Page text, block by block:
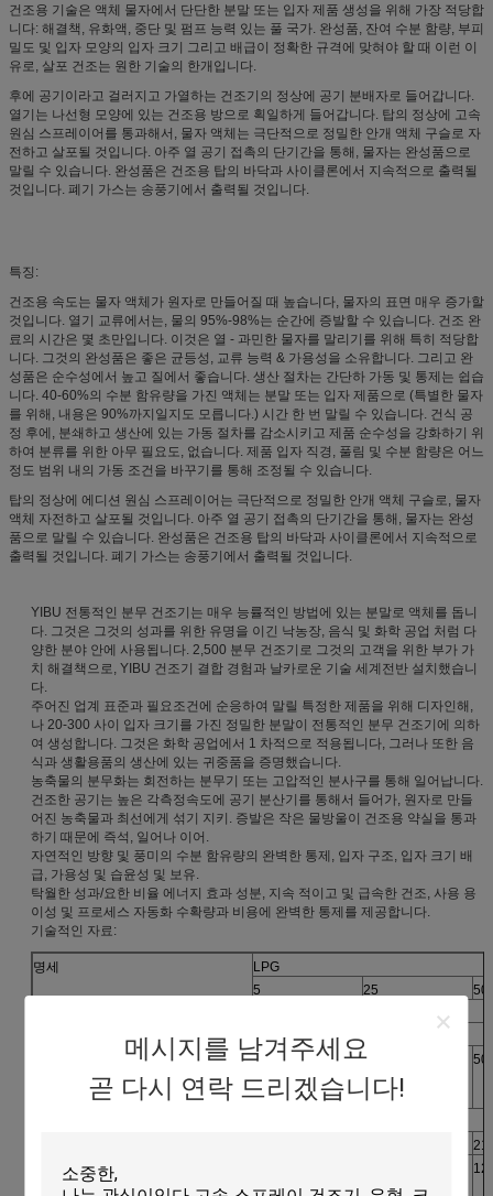
메시지를 남겨주세요
곧 다시 연락 드리겠습니다!
건조용 기술은 액체 물자에서 단단한 분말 또는 입자 제품 생성을 위해 가장 적당합
니다: 해결책, 유화액, 중단 및 펌프 능력 있는 풀 국가. 완성품, 잔여 수분 함량, 부피
밀도 및 입자 모양의 입자 크기 그리고 배급이 정확한 규격에 맞혀야 할 때 이런 이
유로, 살포 건조는 원한 기술의 한개입니다.
후에 공기이라고 걸러지고 가열하는 건조기의 정상에 공기 분배자로 들어갑니다.
열기는 나선형 모양에 있는 건조용 방으로 획일하게 들어갑니다. 탑의 정상에 고속
원심 스프레이어를 통과해서, 물자 액체는 극단적으로 정밀한 안개 액체 구슬로 자
전하고 살포될 것입니다. 아주 열 공기 접촉의 단기간을 통해, 물자는 완성품으로
말릴 수 있습니다. 완성품은 건조용 탑의 바닥과 사이클론에서 지속적으로 출력될
것입니다. 폐기 가스는 송풍기에서 출력될 것입니다.
특징:
건조용 속도는 물자 액체가 원자로 만들어질 때 높습니다, 물자의 표면 매우 증가할
것입니다. 열기 교류에서는, 물의 95%-98%는 순간에 증발할 수 있습니다. 건조 완
료의 시간은 몇 초만입니다. 이것은 열 - 과민한 물자를 말리기를 위해 특히 적당합
니다. 그것의 완성품은 좋은 균등성, 교류 능력 & 가용성을 소유합니다. 그리고 완
성품은 순수성에서 높고 질에서 좋습니다. 생산 절차는 간단하 가동 및 통제는 쉽습
니다. 40-60%의 수분 함유량을 가진 액체는 분말 또는 입자 제품으로 (특별한 물자
를 위해, 내용은 90%까지일지도 모릅니다.) 시간 한 번 말릴 수 있습니다. 건식 공
정 후에, 분쇄하고 생산에 있는 가동 절차를 감소시키고 제품 순수성을 강화하기 위
하여 분류를 위한 아무 필요도, 없습니다. 제품 입자 직경, 풀림 및 수분 함량은 어느
정도 범위 내의 가동 조건을 바꾸기를 통해 조정될 수 있습니다.
탑의 정상에 에디션 원심 스프레이어는 극단적으로 정밀한 안개 액체 구슬로, 물자
액체 자전하고 살포될 것입니다. 아주 열 공기 접촉의 단기간을 통해, 물자는 완성
품으로 말릴 수 있습니다. 완성품은 건조용 탑의 바닥과 사이클론에서 지속적으로
출력될 것입니다. 폐기 가스는 송풍기에서 출력될 것입니다.
YIBU 전통적인 분무 건조기는 매우 능률적인 방법에 있는 분말로 액체를 돕니
다. 그것은 그것의 성과를 위한 유명을 이긴 낙농장, 음식 및 화학 공업 처럼 다
양한 분야 안에 사용됩니다. 2,500 분무 건조기로 그것의 고객을 위한 부가 가
치 해결책으로, YIBU 건조기 결합 경험과 날카로운 기술 세계전반 설치했습니
다.
주어진 업계 표준과 필요조건에 순응하여 말릴 특정한 제품을 위해 디자인해,
나 20-300 사이 입자 크기를 가진 정밀한 분말이 전통적인 분무 건조기에 의하
여 생성합니다. 그것은 화학 공업에서 1 차적으로 적용됩니다, 그러나 또한 음
식과 생활용품의 생산에 있는 귀중품을 증명했습니다.
농축물의 분무화는 회전하는 분무기 또는 고압적인 분사구를 통해 일어납니다.
건조한 공기는 높은 각측정속도에 공기 분산기를 통해서 들어가, 원자로 만들
어진 농축물과 최선에게 섞기 지키. 증발은 작은 물방울이 건조용 약실을 통과
하기 때문에 즉석, 일어나 이어.
자연적인 방향 및 풍미의 수분 함유량의 완벽한 통제, 입자 구조, 입자 크기 배
급, 가용성 및 습윤성 및 보유.
탁월한 성과/요한 비율 에너지 효과 성분, 지속 적이고 및 급속한 건조, 사용 용
이성 및 프로세스 자동화 수확량과 비용에 완벽한 통제를 제공합니다.
기술적인 자료:
명세
LPG
5
25
50
출구 공기의 Tep
80-90
증발된 수용량
5 25 50